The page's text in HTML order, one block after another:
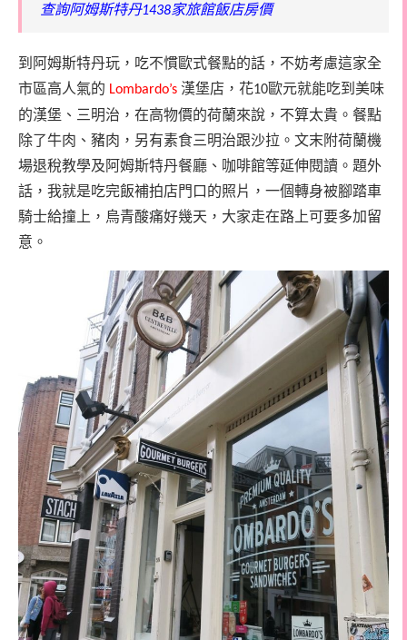
查詢阿姆斯特丹1438家旅館飯店房價
到阿姆斯特丹玩，吃不慣歐式餐點的話，不妨考慮這家全
市區高人氣的 Lombardo’s 漢堡店，花10歐元就能吃到美味
的漢堡、三明治，在高物價的荷蘭來說，不算太貴。餐點
除了牛肉、豬肉，另有素食三明治跟沙拉。 文末附荷蘭機
場退稅教學及阿姆斯特丹餐廳、咖啡館等延伸閱讀。 題外
話，我就是吃完飯補拍店門口的照片，一個轉身被腳踏車
騎士給撞上，烏青酸痛好幾天，大家走在路上可要多加留
意。